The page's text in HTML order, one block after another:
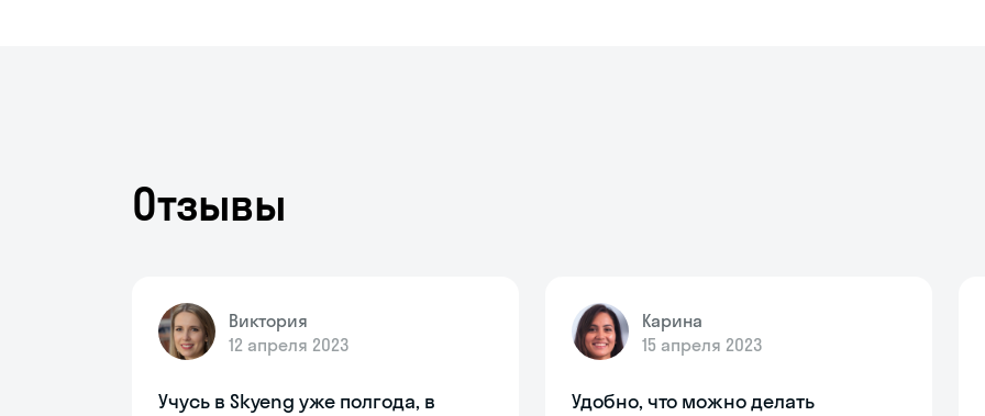
Отзывы
Виктория
12 апреля 2023
Учусь в Skyeng уже полгода, в
Карина
15 апреля 2023
Удобно, что можно делать